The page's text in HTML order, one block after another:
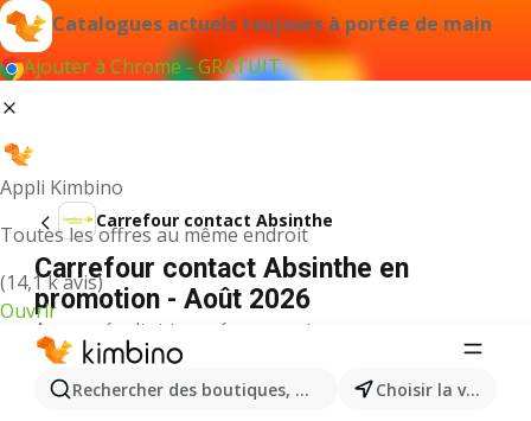
Catalogues actuels toujours à portée de main
Ajouter à Chrome - GRATUIT
Appli Kimbino
Toutes les offres au même endroit
(14,1 k avis)
Ouvrir
Rechercher des boutiques, des catégories, des Choisir la ville
Carrefour contact Absinthe
Carrefour contact Absinthe en
promotion - Août 2026
Aucun résultat trouvé pour ce terme.
D’autres produits dans les magasins
Carrefour contact